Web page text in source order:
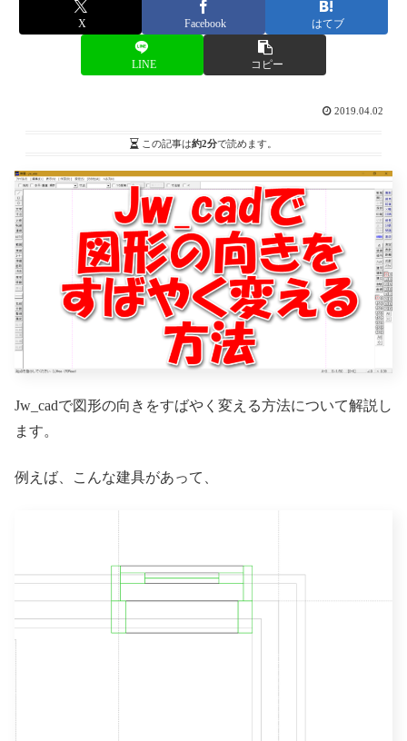
X Facebook はてブ
LINE コピー
2019.04.02
この記事は約2分で読めます。
Jw_cadで図形の向きをすばやく変える方法について解説し
ます。
例えば、こんな建具があって、